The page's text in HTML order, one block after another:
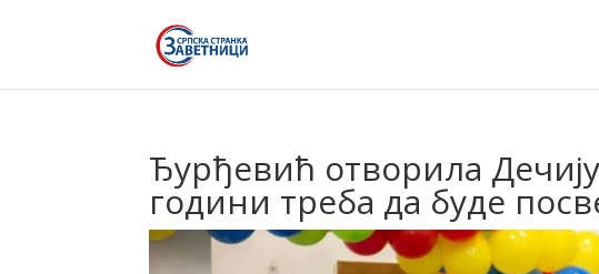
Ђурђевић отворила
години треба да буде